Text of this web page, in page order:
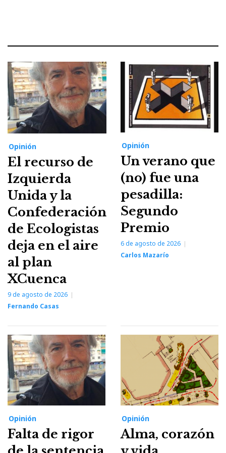
Opinión
El recurso de
Izquierda
Unida y la
Confederación
de Ecologistas
deja en el aire
al plan
XCuenca
9 de agosto de 2026
Fernando Casas
Opinión
Un verano que
(no) fue una
pesadilla:
Segundo
Premio
6 de agosto de 2026
Carlos Mazarío
Opinión
Falta de rigor
Opinión
Alma, corazón